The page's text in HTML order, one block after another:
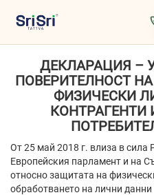
ДЕКЛАРАЦИЯ –
ПОВЕРИТЕЛНОСТ
ФИЗИЧЕСКИ
КОНТРАГЕНТИ
От 25 май 2018 г. влиза в сила
Европейския парламент и на
относно защитата на
обработването на лични